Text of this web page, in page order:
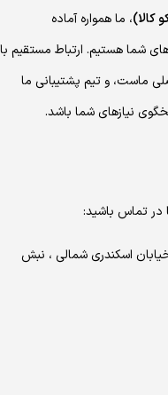
کالا)، ما همواره آماده
شما هستیم. ارتباط مستقیم با
ماست، و تیم پشتیبانی ما
نیازهای شما باشد.
در تماس باشید:
خیابان اسکندری شمالی ، نبش